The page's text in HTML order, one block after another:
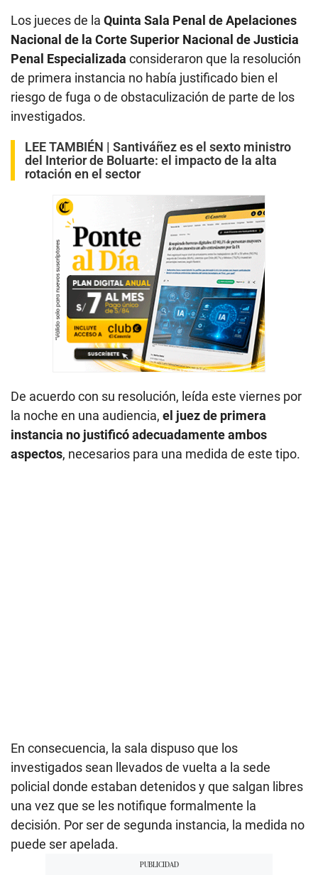
Los jueces de la Quinta Sala Penal de Apelaciones
Nacional de la Corte Superior Nacional de Justicia
Penal Especializada consideraron que la resolución
de primera instancia no había justificado bien el
riesgo de fuga o de obstaculización de parte de los
investigados.
LEE TAMBIÉN | Santiváñez es el sexto ministro
del Interior de Boluarte: el impacto de la alta
rotación en el sector
De acuerdo con su resolución, leída este viernes por
la noche en una audiencia, el juez de primera
instancia no justificó adecuadamente ambos
aspectos, necesarios para una medida de este tipo.
En consecuencia, la sala dispuso que los
investigados sean llevados de vuelta a la sede
policial donde estaban detenidos y que salgan libres
una vez que se les notifique formalmente la
decisión. Por ser de segunda instancia, la medida no
puede ser apelada.